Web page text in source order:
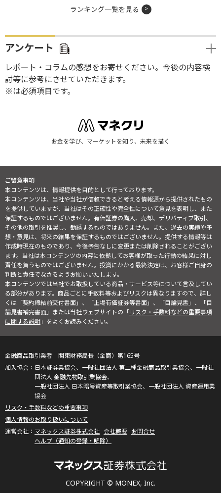
ランキング一覧を見る
アンケート
レポート・コラムの感想をお寄せください。今後の内容検
討等に参考にさせていただきます。
※は必須項目です。
お金を学び、マーケットを知り、未来を描く
ご留意事項
本コンテンツは、情報提供を目的として行っております。
本コンテンツは、当社や当社が信頼できると考える情報源から提供されたもの
を提供していますが、当社はその正確性や完全性について意見を表明し、また
保証するものではございません。有価証券の購入、売却、デリバティブ取引、
その他の取引を推奨し、勧誘するものではありません。また、過去の実績や予
想・意見は、将来の結果を保証するものではございません。提供する情報等は
作成時現在のものであり、今後予告なしに変更または削除されることがござい
ます。当社は本コンテンツの内容に依拠してお客様が取った行動の結果に対し
責任を負うものではございません。投資にかかる最終決定は、お客様ご自身の
判断と責任でなさるようお願いいたします。
本コンテンツでは当社でお取扱している商品・サービス等について言及してい
る部分があります。商品ごとに手数料等およびリスクは異なりますので、詳し
くは「契約締結前交付書面」、「上場有価証券等書面」、「目論見書」、「目
論見書補完書面」または当社ウェブサイトの「リスク・手数料などの重要事項
に関する説明」をよくお読みください。
COPYRIGHT © MONEX, Inc.
金融商品取引業者 関東財務局長（金商）第165号
日本証券業協会、一般社団法人 第二種金融商品取引業協会、一般社
団法人 金融先物取引業協会、
一般社団法人 日本暗号資産等取引業協会、一般社団法人 資産運用業
協会
リスク・手数料などの重要事項
個人情報のお取り扱いについて
マネックス証券株式会社 会社概要 お問合せ
ヘルプ（通知の登録・解除）